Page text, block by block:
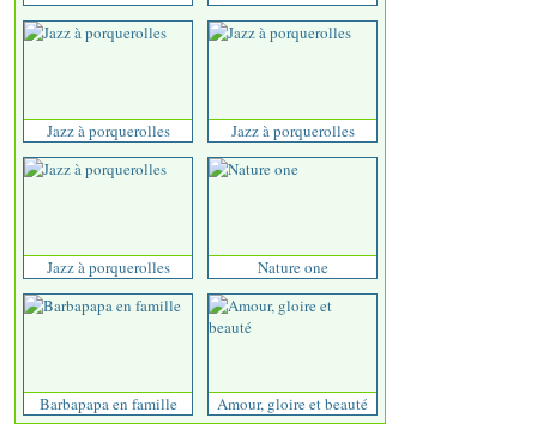
Jazz à porquerolles Jazz à porquerolles
Jazz à porquerolles Nature one
Barbapapa en famille Amour, gloire et beauté